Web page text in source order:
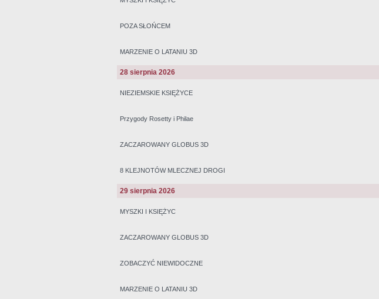
POZA SŁOŃCEM
MARZENIE O LATANIU 3D
28 sierpnia 2026
NIEZIEMSKIE KSIĘŻYCE
Przygody Rosetty i Philae
ZACZAROWANY GLOBUS 3D
8 KLEJNOTÓW MLECZNEJ DROGI
29 sierpnia 2026
MYSZKI I KSIĘŻYC
ZACZAROWANY GLOBUS 3D
ZOBACZYĆ NIEWIDOCZNE
MARZENIE O LATANIU 3D